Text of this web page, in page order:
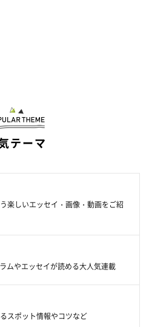
マロたん
テーマ
楽しいエッセイ・画像・動画をご紹
ムやエッセイが読める大人気連載
スポット情報やコツなど